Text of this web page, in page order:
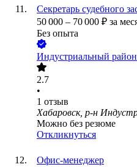
Секретарь судебного
50 000 – 70 000 ₽ за
Без опыта
Индустриальный
2.7
•
1 отзыв
Хабаровск, р-н
Можно без резюме
Откликнуться
Офис-менеджер